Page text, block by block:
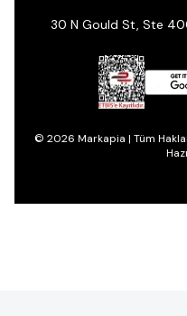
30 N Gould St, Ste
© 2026 Markapia | Tüm